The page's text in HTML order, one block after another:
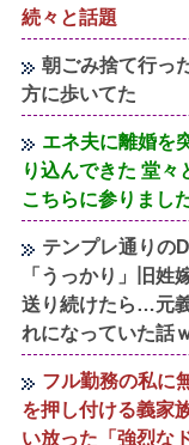
続々と話題
朝ごみ捨て行っ
方に歩いてた
エネ夫に離婚を
り込んできた 堂
こちらに参りまし
テンプレ通りの
「うっかり」旧姓
送り続けたら…元
れになっていた話
フル勤務の私に
を押し付ける義家
い放った「強烈な